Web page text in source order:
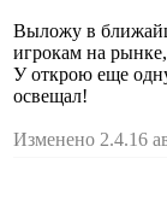
Выложу в
игрокам на
У открою еще
освещал!
Изменено 2.4.16